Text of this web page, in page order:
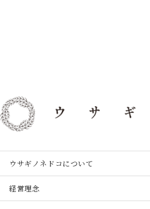
ウサギノネドコについて
経営理念